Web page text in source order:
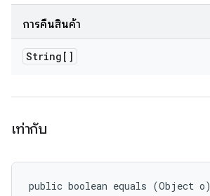
การคืนสินค้า
String[]
เท่ากับ
public boolean equals (Object o)